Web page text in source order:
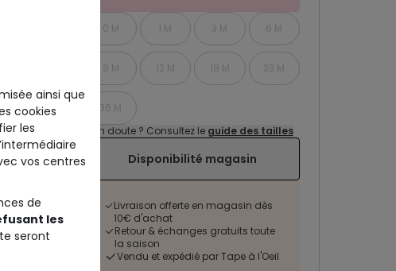
0 M 1 M 3 M 6 M
9 M 12 M 18 M 23 M
36 M
Un doute ? Consultez le guide des tailles
Disponibilité magasin
Livraison offerte en magasin dès
10€ d'achat
Retour & échanges gratuits toute
la saison
Vendu et expédié par Tape à l'Oeil
ainsi que
cookies
les
vos centres
de
les
seront